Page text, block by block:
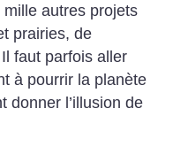
autres projets
prairies, de
faut parfois aller
à pourrir la planète
donner l’illusion de